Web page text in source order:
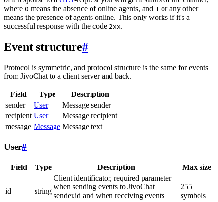
where 0 means the absence of online agents, and 1 or any other
means the presence of agents online. This only works if it's a
successful response with the code 2xx.
Event structure#
Protocol is symmetric, and protocol structure is the same for events
from JivoChat to a client server and back.
Field Type
Description
sender
User
Message sender
recipient User
Message recipient
message Message Message text
User#
Field Type Description Max size
id string
Client identificator, required parameter
when sending events to JivoChat
sender.id and when receiving events
255
symbols